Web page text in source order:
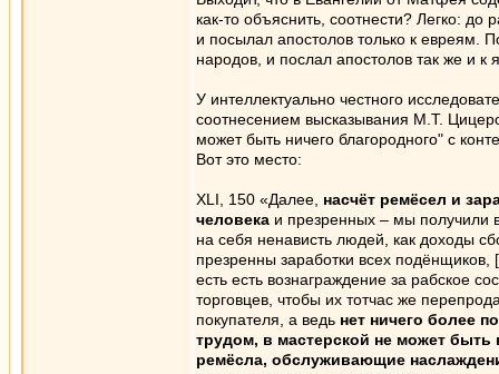
как-то объяснить, соотнести? Легко:
и посылал апостолов только к евреям.
народов, и послал апостолов так же и к
У интеллектуально честного
соотнесением высказывания М.Т.
может быть ничего благородного" с
Вот это место:
XLI, 150 «Далее, насчёт ремёсел и
человека и презренных – мы
на себя ненависть людей, как доходы
презренны заработки всех подёнщиков,
есть есть вознаграждение за рабское
торговцев, чтобы их тотчас же
покупателя, а ведь нет ничего более
трудом, в мастерской не может
ремёсла, обслуживающие